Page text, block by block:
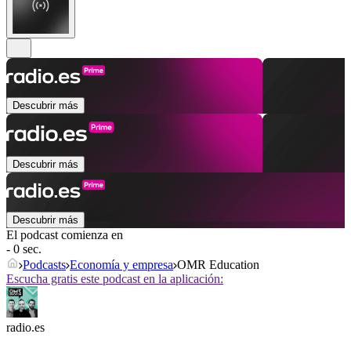
Descubrir más
Descubrir más
Descubrir más
El podcast comienza en
- 0 sec.
Podcasts Economía y empresa OMR Education
Escucha gratis este podcast en la aplicación:
radio.es